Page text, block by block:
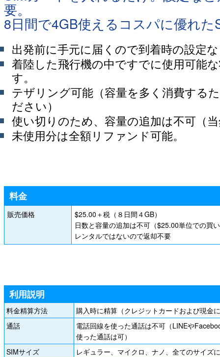
要。
8日間で4GB使えるコスパに優れ
出発前に手元に届くので到着時の設定
着陸した飛行機の中ですでに使用可能
す。
テザリング可能（容量を多く消費する
ださい）
使い切りのため、容量の追加は不可（
未使用分は全額リファンド可能。
料金
販売価格
$25.00＋税（８日間４GB）
日数と容量の追加は不可（$25.00単位での買
レンタルではないので返却不要
利用説明
料金精算方法
購入時に精算（クレジットカードおよび現金
通話
電話回線を使った通話は不可（LINEや
使った通話は可）
SIMサイズ
レギュラー、マイクロ、ナノ、全てのサイズ